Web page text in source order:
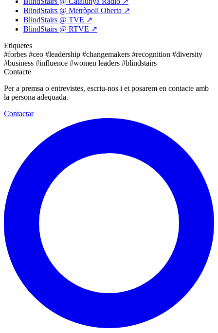
BlindStairs @ Metròpoli Oberta ↗
BlindStairs @ TVE ↗
BlindStairs @ RTVE ↗
Etiquetes
#forbes #ceo #leadership #changemakers #recognition #diversity
#business #influence #women leaders #blindstairs
Contacte
Per a premsa o entrevistes, escriu-nos i et posarem en contacte amb
la persona adequada.
Contactar